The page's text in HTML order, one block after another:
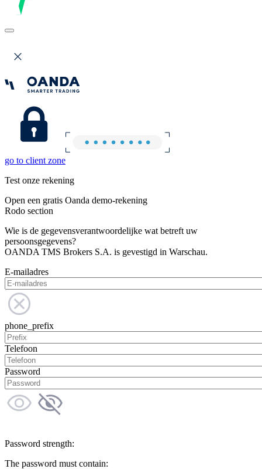
go to client zone
Test onze rekening
Open een gratis Oanda demo-rekening
Rodo section
Wie is de gegevensverantwoordelijke wat betreft uw
persoonsgegevens?
OANDA TMS Brokers S.A. is gevestigd in Warschau.
E-mailadres
phone_prefix
Telefoon
Password
Password strength:
The password must contain: